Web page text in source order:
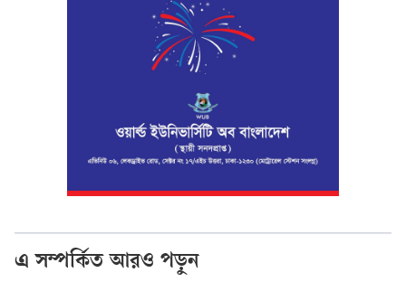
এ সম্পর্কিত আরও পড়ুন